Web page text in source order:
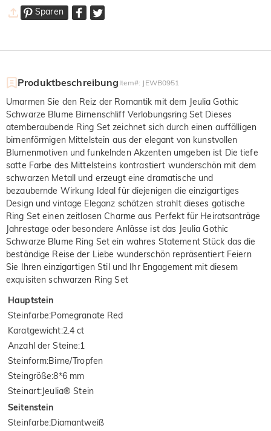
Sparen
Produktbeschreibung Item#: JEWB0951
Umarmen Sie den Reiz der Romantik mit dem Jeulia Gothic
Schwarze Blume Birnenschliff Verlobungsring Set Dieses
atemberaubende Ring Set zeichnet sich durch einen auffälligen
birnenförmigen Mittelstein aus der elegant von kunstvollen
Blumenmotiven und funkelnden Akzenten umgeben ist Die tiefe
satte Farbe des Mittelsteins kontrastiert wunderschön mit dem
schwarzen Metall und erzeugt eine dramatische und
bezaubernde Wirkung Ideal für diejenigen die einzigartiges
Design und vintage Eleganz schätzen strahlt dieses gotische
Ring Set einen zeitlosen Charme aus Perfekt für Heiratsanträge
Jahrestage oder besondere Anlässe ist das Jeulia Gothic
Schwarze Blume Ring Set ein wahres Statement Stück das die
beständige Reise der Liebe wunderschön repräsentiert Feiern
Sie Ihren einzigartigen Stil und Ihr Engagement mit diesem
exquisiten schwarzen Ring Set
Hauptstein
Steinfarbe:Pomegranate Red
Karatgewicht:2.4 ct
Anzahl der Steine:1
Steinform:Birne/Tropfen
Steingröße:8*6 mm
Steinart:Jeulia® Stein
Seitenstein
Steinfarbe:Diamantweiß